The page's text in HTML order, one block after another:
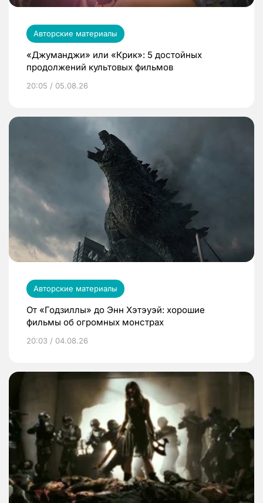
Авторские материалы
«Джуманджи» или «Крик»: 5 достойных
продолжений культовых фильмов
20:05 / 05.08.26
Авторские материалы
От «Годзиллы» до Энн Хэтэуэй: хорошие
фильмы об огромных монстрах
20:03 / 04.08.26